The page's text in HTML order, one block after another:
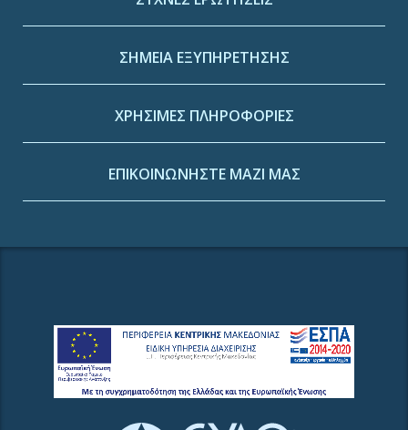
ΣΗΜΕΙΑ ΕΞΥΠΗΡΕΤΗΣΗΣ
ΧΡΗΣΙΜΕΣ ΠΛΗΡΟΦΟΡΙΕΣ
ΕΠΙΚΟΙΝΩΝΗΣΤΕ ΜΑΖΙ ΜΑΣ